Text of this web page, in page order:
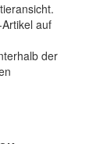
auf
der